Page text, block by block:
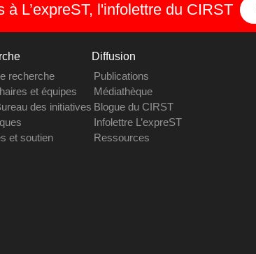
à L’expreST, l'infolettre du CIRST
recherche
et équipes
des initiatives
et soutien
Diffusion
Publications
Médiathèque
Blogue du CIRST
Infolettre L’expreST
Ressources